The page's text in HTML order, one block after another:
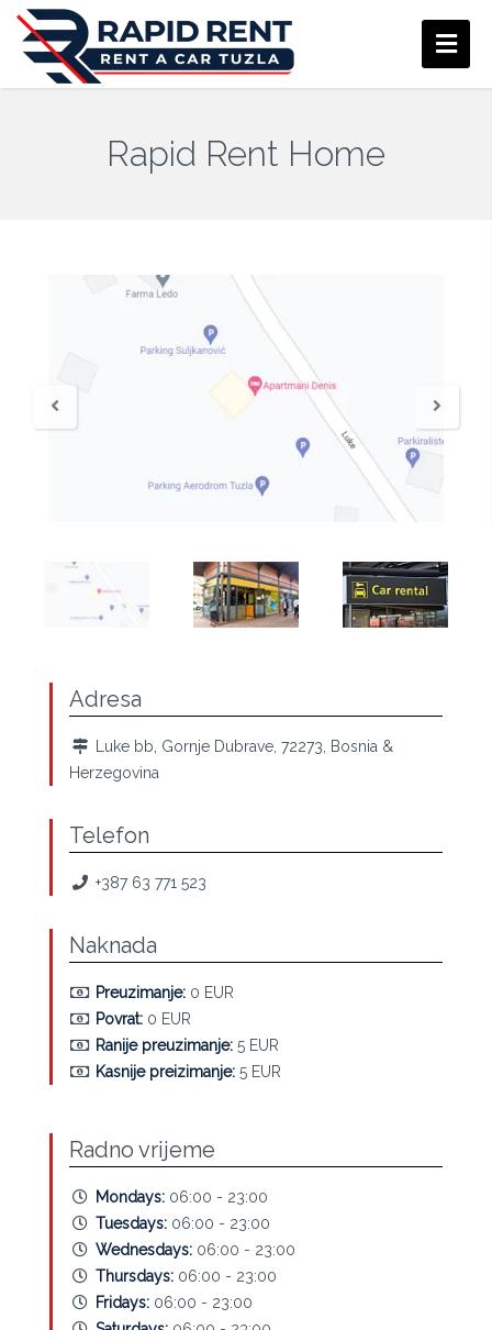
Rapid Rent Home
Adresa
Luke bb, Gornje Dubrave, 72273, Bosnia &
Herzegovina
Telefon
+387 63 771 523
Naknada
Preuzimanje: 0 EUR
Povrat: 0 EUR
Ranije preuzimanje: 5 EUR
Kasnije preizimanje: 5 EUR
Radno vrijeme
Mondays: 06:00 - 23:00
Tuesdays: 06:00 - 23:00
Wednesdays: 06:00 - 23:00
Thursdays: 06:00 - 23:00
Fridays: 06:00 - 23:00